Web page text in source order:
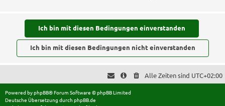
Alle Zeiten sind UTC+02:00
Powered byphpBB® Forum Software © phpBB Limited
Deutsche Übersetzung durch phpBB.de